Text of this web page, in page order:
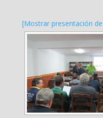
[Mostrar presentación